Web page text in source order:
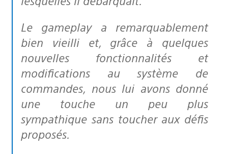
Le gameplay a remarquablement
bien vieilli et, grâce à quelques
nouvelles fonctionnalités et
modifications au système de
commandes, nous lui avons donné
une touche un peu plus
sympathique sans toucher aux défis
proposés.